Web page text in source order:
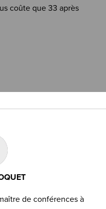
coûte que 33 après
de conférences à